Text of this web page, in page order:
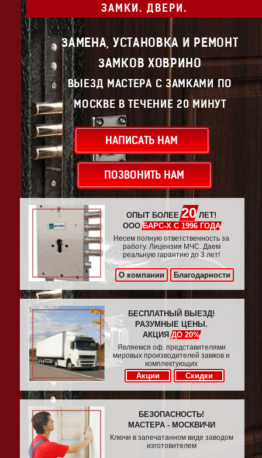
ЗАМКИ. ДВЕРИ.
ЗАМЕНА, УСТАНОВКА И РЕМОНТ
ЗАМКОВ ХОВРИНО
ВЫЕЗД МАСТЕРА С ЗАМКАМИ ПО
МОСКВЕ В ТЕЧЕНИЕ 20 МИНУТ
НАПИСАТЬ НАМ
ПОЗВОНИТЬ НАМ
ОПЫТ БОЛЕЕ20ЛЕТ!
ОООБАРС-Х С 1996 ГОДА
Несем полную ответственность за
работу. Лицензия МЧС. Даем
реальную гарантию до 3 лет!
О компании Благодарности
БЕСПЛАТНЫЙ ВЫЕЗД!
РАЗУМНЫЕ ЦЕНЫ.
АКЦИЯДО 20%
Являемся оф. представителями
мировых производителей замков и
комплектующих
Акции Скидки
БЕЗОПАСНОСТЬ!
МАСТЕРА - МОСКВИЧИ
Ключи в запечатанном виде заводом
изготовителем